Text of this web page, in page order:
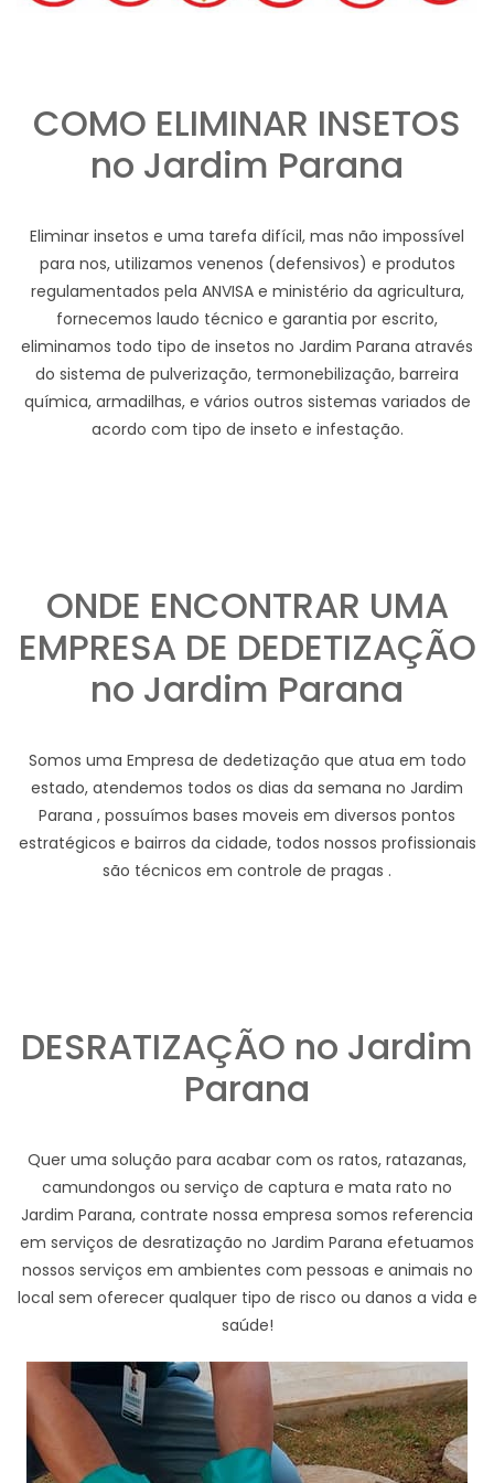
COMO ELIMINAR INSETOS
no Jardim Parana
Eliminar insetos e uma tarefa difícil, mas não impossível
para nos, utilizamos venenos (defensivos) e produtos
regulamentados pela ANVISA e ministério da agricultura,
fornecemos laudo técnico e garantia por escrito,
eliminamos todo tipo de insetos no Jardim Parana através
do sistema de pulverização, termonebilização, barreira
química, armadilhas, e vários outros sistemas variados de
acordo com tipo de inseto e infestação.
ONDE ENCONTRAR UMA
EMPRESA DE DEDETIZAÇÃO
no Jardim Parana
Somos uma Empresa de dedetização que atua em todo
estado, atendemos todos os dias da semana no Jardim
Parana , possuímos bases moveis em diversos pontos
estratégicos e bairros da cidade, todos nossos profissionais
são técnicos em controle de pragas .
DESRATIZAÇÃO no Jardim
Parana
Quer uma solução para acabar com os ratos, ratazanas,
camundongos ou serviço de captura e mata rato no
Jardim Parana, contrate nossa empresa somos referencia
em serviços de desratização no Jardim Parana efetuamos
nossos serviços em ambientes com pessoas e animais no
local sem oferecer qualquer tipo de risco ou danos a vida e
saúde!